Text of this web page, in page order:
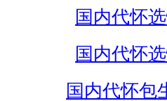
国内代怀
国内代怀
国内代怀包